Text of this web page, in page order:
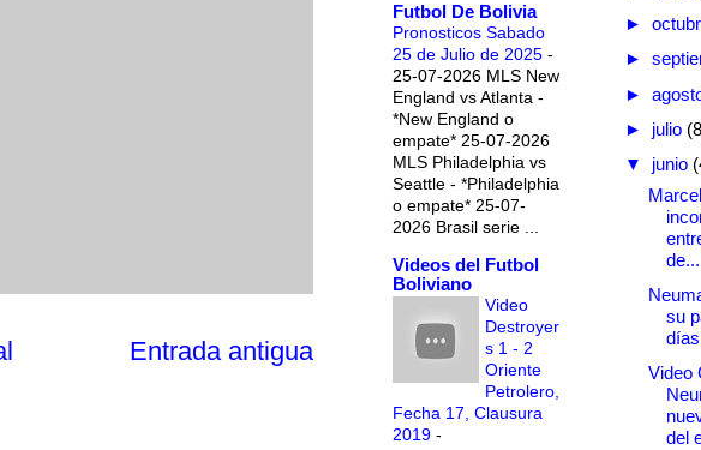
Entrada antigua
Futbol De Bolivia
Pronosticos Sabado
25 de Julio de 2025 -
25-07-2026 MLS New
England vs Atlanta -
*New England o
empate* 25-07-2026
MLS Philadelphia vs
Seattle - *Philadelphia
o empate* 25-07-
2026 Brasil serie ...
Videos del Futbol
Boliviano
Video
Destroyer
s 1 - 2
Oriente
Petrolero,
Fecha 17, Clausura
2019 -
►
►
►
► julio
▼ junio
de...
su
días
Video
del